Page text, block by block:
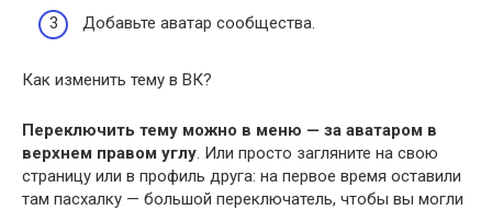
Добавьте аватар сообщества.
Как изменить тему в ВК?
Переключить тему можно в меню — за аватаром в
верхнем правом углу. Или просто загляните на свою
страницу или в профиль друга: на первое время оставили
там пасхалку — большой переключатель, чтобы вы могли